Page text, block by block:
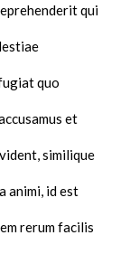
qui
quo
et
similique
animi, id est
rerum facilis